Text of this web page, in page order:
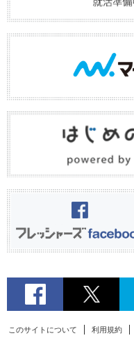
このサイトについて 利用規約